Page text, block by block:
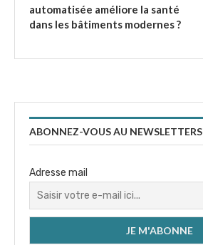
automatisée améliore la santé
dans les bâtiments modernes ?
ABONNEZ-VOUS AU NEWSLETTERS
Adresse mail